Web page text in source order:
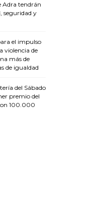
Adra tendrán
seguridad y
el impulso
violencia de
más de
de igualdad
del Sábado
premio del
100.000